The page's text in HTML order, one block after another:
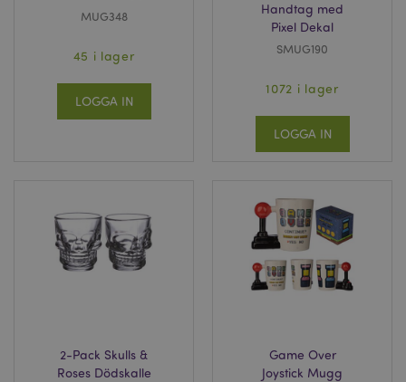
MUG348
45 i lager
LOGGA IN
Handtag med
Pixel Dekal
SMUG190
1072 i lager
LOGGA IN
2-Pack Skulls &
Roses Dödskalle
Game Over
Joystick Mugg